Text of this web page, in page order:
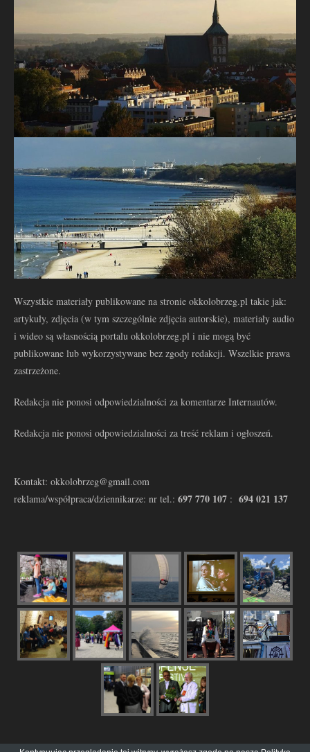
Wszystkie materiały publikowane na stronie okkolobrzeg.pl takie jak:
artykuły, zdjęcia (w tym szczególnie zdjęcia autorskie), materiały audio
i wideo są własnością portalu okkolobrzeg.pl i nie mogą być
publikowane lub wykorzystywane bez zgody redakcji. Wszelkie prawa
zastrzeżone.
Redakcja nie ponosi odpowiedzialności za komentarze Internautów.
Redakcja nie ponosi odpowiedzialności za treść reklam i ogłoszeń.
Kontakt: okkolobrzeg@gmail.com
reklama/współpraca/dziennikarze: nr tel.: 697 770 107 : 694 021 137